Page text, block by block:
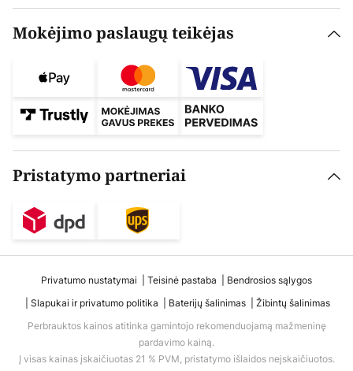
Mokėjimo paslaugų teikėjas
Pristatymo partneriai
Privatumo nustatymai Teisinė pastaba
Bendrosios sąlygos
Slapukai ir privatumo politika
Baterijų šalinimas
Žibintų šalinimas
Perbrauktos kainos atitinka gamintojo rekomenduojamą mažmeninę
pardavimo kainą.
Į visas kainas įskaičiuotas 21 % PVM, pristatymo išlaidos neįskaičiuotos.